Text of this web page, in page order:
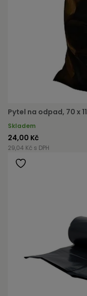
Pytel na odpad, 70 x
Skladem
24,00 Kč
29,04 Kč s DPH